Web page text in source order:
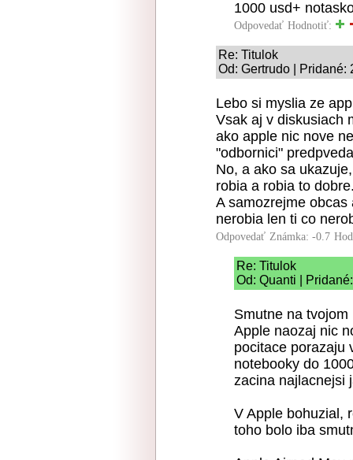
1000 usd+
Odpovedať Hodnotiť:
Re: Titulok
Od: Gertrudo | Pridané:
Lebo si myslia ze
Vsak aj v diskusiach
ako apple nic nove
"odbornici"
No, a ako sa
robia a robia to
A samozrejme
nerobia len ti co
Odpovedať Známka: -0.7
Re: Titulok
Od: Quanti |
Smutne na
Apple naozaj nic
pocitace porazaju
notebooky do
zacina najlacnejsi
V Apple bohuzial,
toho bolo iba